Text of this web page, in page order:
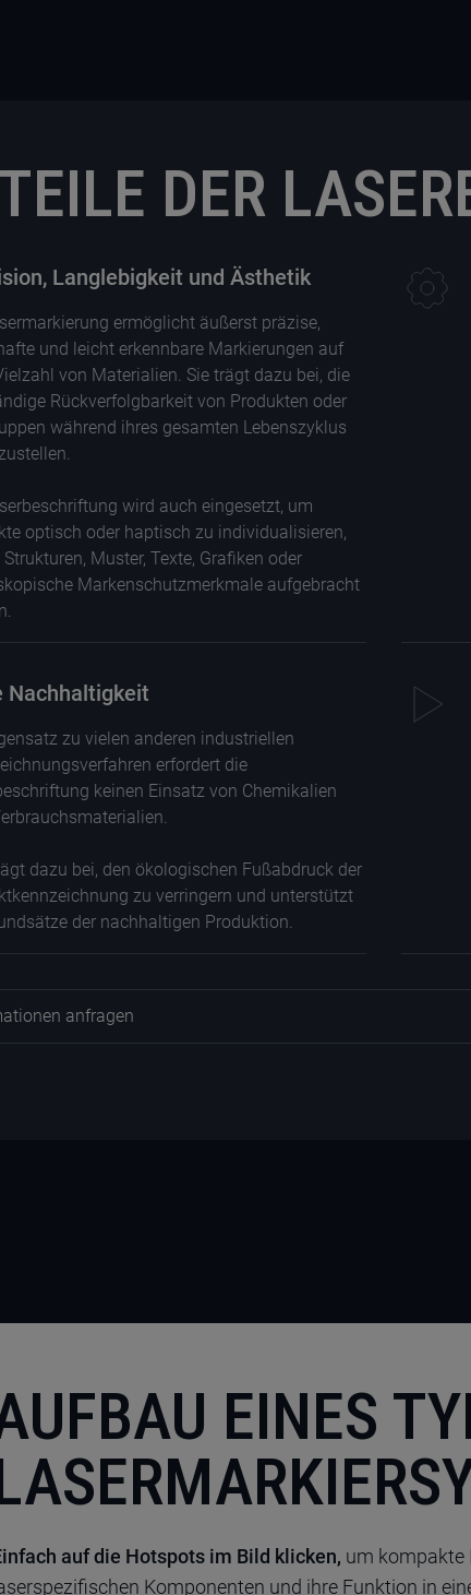
DER
ermöglicht äußerst präzise,
und leicht erkennbare Markierungen auf
von Materialien. Sie trägt dazu bei, die
Rückverfolgbarkeit von Produkten oder
während ihres gesamten Lebenszyklus
wird auch eingesetzt, um
optisch oder haptisch zu individualisieren,
Muster, Texte, Grafiken oder
Markenschutzmerkmale aufgebracht
zu vielen anderen industriellen
erfordert die
keinen Einsatz von Chemikalien
dazu bei, den ökologischen Fußabdruck der
zu verringern und unterstützt
EINES
auf die Hotspots im Bild klicken, um kompakte